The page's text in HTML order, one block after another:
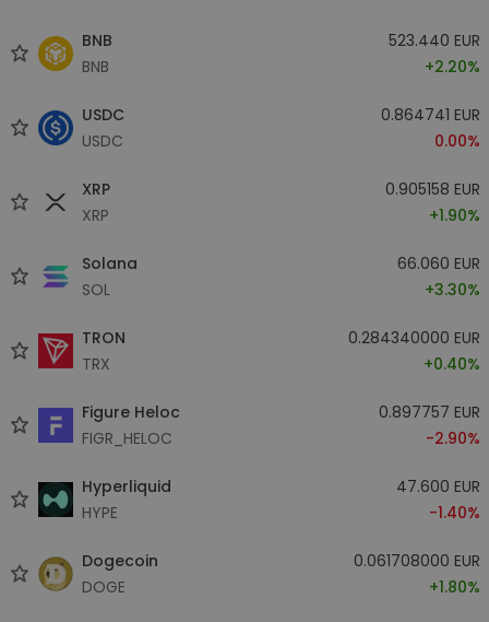
BNB
BNB
523.440 EUR
+2.20%
USDC
USDC
0.864741 EUR
0.00%
XRP
XRP
0.905158 EUR
+1.90%
Solana
SOL
66.060 EUR
+3.30%
TRON
TRX
0.284340000 EUR
+0.40%
Figure Heloc
FIGR_HELOC
0.897757 EUR
-2.90%
Hyperliquid
HYPE
47.600 EUR
-1.40%
Dogecoin
DOGE
0.061708000 EUR
+1.80%